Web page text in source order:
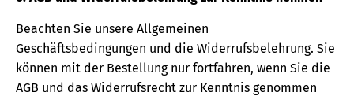
Beachten Sie unsere Allgemeinen
Geschäftsbedingungen und die Widerrufsbelehrung. Sie
können mit der Bestellung nur fortfahren, wenn Sie die
AGB und das Widerrufsrecht zur Kenntnis genommen